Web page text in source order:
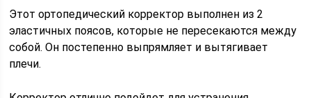
Этот ортопедический корректор выполнен из 2
эластичных поясов, которые не пересекаются между
собой. Он постепенно выпрямляет и вытягивает
плечи.